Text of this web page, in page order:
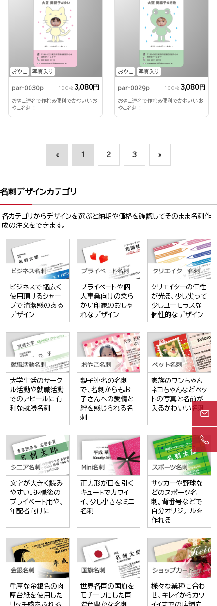
おやこ 写真入り
par-0030p 100枚 3,080円
おやこ連名で作れる便利でかわいいお
やこ名刺！
おやこ 写真入り
par-0029p 100枚 3,080円
おやこ連名で作れる便利でかわいいお
やこ名刺！
« 1 2 3 »
名刺デザインカテゴリ
各カテゴリからデザインを選ぶと納期や価格を確認してそのまま名刺作
成の注文をできます。
ビジネスで幅広く
使用頂けるシャー
プで清潔感のある
デザイン
プライベートや個
人事業向けの柔ら
かい印象のおしゃ
れなデザイン
クリエイターの個性
が光る、少し尖って
少しユーモラスな
個性的なデザイン
大学生活のサーク
ル活動や就職活動
でのアピールに有
利な就勝名刺
親子連名の名刺
で、名刺からもお
子さんへの愛情と
絆を感じられる名
刺
家族のワンちゃん
ネコちゃんなどペッ
トの写真と名前が
入るかわいい名刺
文字が大きく読み
やすい。退職後の
プライベート用や、
年配者向けに
正方形が目を引く
キュートでカワイ
イ、少し小さなミニ
名刺
サッカーや野球な
どのスポーツ名
刺。背番号などで
自分オリジナルを
作れる
重厚な金銀色の肉
厚台紙を使用した
リッチ感あふれる
世界各国の国旗を
モチーフにした国
際色豊かな名刺
様々な業種に合わ
せ、キレイからカワ
イイまでの店舗向